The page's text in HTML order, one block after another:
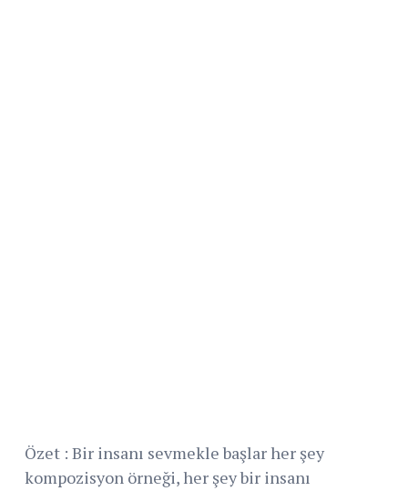
Özet : Bir insanı sevmekle başlar her şey
kompozisyon örneği, her şey bir insanı